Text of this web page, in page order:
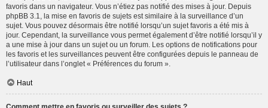
favoris dans un navigateur. Vous n’étiez pas notifié des mises à jour. Depuis
phpBB 3.1, la mise en favoris de sujets est similaire à la surveillance d’un
sujet. Vous pouvez désormais être notifié lorsqu’un sujet favoris a été mis à
jour. Cependant, la surveillance vous permet également d’être notifié lorsqu’il y
a une mise à jour dans un sujet ou un forum. Les options de notifications pour
les favoris et les surveillances peuvent être configurées depuis le panneau de
l’utilisateur dans l’onglet « Préférences du forum ».
Haut